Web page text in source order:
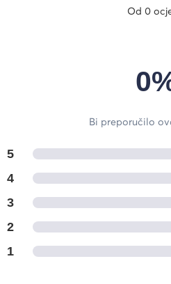
5
4
3
2
1
Od 0
Bi preporučilo